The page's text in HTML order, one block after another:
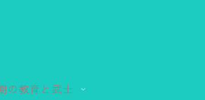
の教育と武士